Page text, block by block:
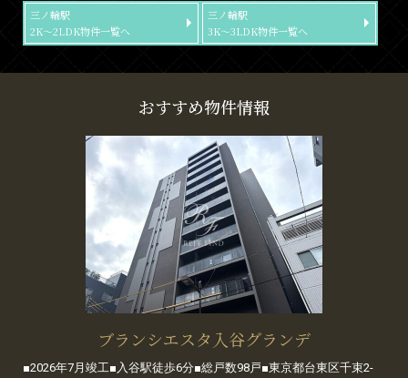
三ノ輪駅
2K～2LDK物件一覧へ
三ノ輪駅
3K～3LDK物件一覧へ
おすすめ物件情報
ブランシエスタ入谷グランデ
■2026年7月竣工■入谷駅徒歩6分■総戸数98戸■東京都台東区千束2-